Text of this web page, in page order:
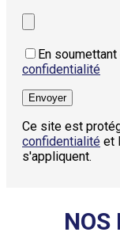
En
confidentialité
Ce site est
confidentialité et
s'appliquent.
NOS